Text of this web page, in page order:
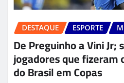
DESTAQUE ESPORTE
De Preguinho a Vini Jr;
jogadores que fizeram
do Brasil em Copas